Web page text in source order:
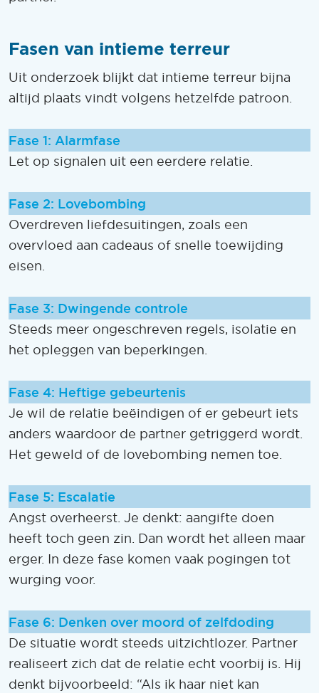
Fasen van intieme terreur
Uit onderzoek blijkt dat intieme terreur bijna
altijd plaats vindt volgens hetzelfde patroon.
Fase 1: Alarmfase
Let op signalen uit een eerdere relatie.
Fase 2: Lovebombing
Overdreven liefdesuitingen, zoals een
overvloed aan cadeaus of snelle toewijding
eisen.
Fase 3: Dwingende controle
Steeds meer ongeschreven regels, isolatie en
het opleggen van beperkingen.
Fase 4: Heftige gebeurtenis
Je wil de relatie beëindigen of er gebeurt iets
anders waardoor de partner getriggerd wordt.
Het geweld of de lovebombing nemen toe.
Fase 5: Escalatie
Angst overheerst. Je denkt: aangifte doen
heeft toch geen zin. Dan wordt het alleen maar
erger. In deze fase komen vaak pogingen tot
wurging voor.
Fase 6: Denken over moord of zelfdoding
De situatie wordt steeds uitzichtlozer. Partner
realiseert zich dat de relatie echt voorbij is. Hij
denkt bijvoorbeeld: “Als ik haar niet kan